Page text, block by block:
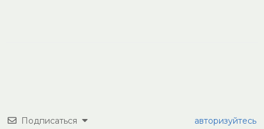
Подписаться авторизуйтесь